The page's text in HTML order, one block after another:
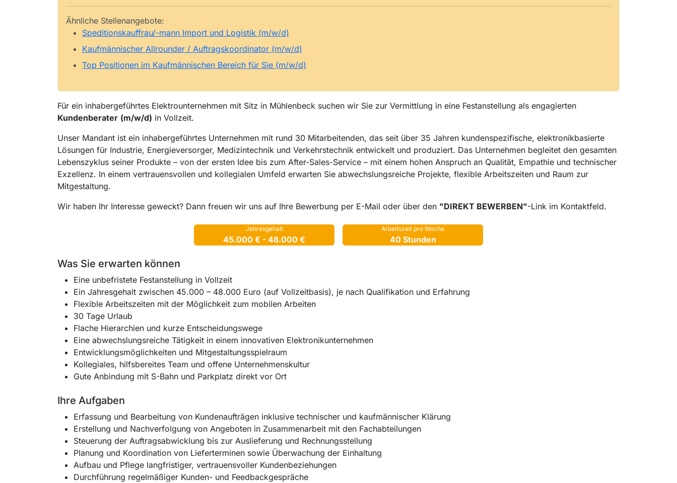
Ähnliche Stellenangebote:
Speditionskauffrau/-mann Import und Logistik (m/w/d)
Kaufmännischer Allrounder / Auftragskoordinator (m/w/d)
Top Positionen im Kaufmännischen Bereich für Sie (m/w/d)
Für ein inhabergeführtes Elektrounternehmen mit Sitz in Mühlenbeck suchen wir Sie zur Vermittlung in eine Festanstellung als engagierten
Kundenberater (m/w/d) in Vollzeit.
Unser Mandant ist ein inhabergeführtes Unternehmen mit rund 30 Mitarbeitenden, das seit über 35 Jahren kundenspezifische, elektronikbasierte
Lösungen für Industrie, Energieversorger, Medizintechnik und Verkehrstechnik entwickelt und produziert. Das Unternehmen begleitet den gesamten
Lebenszyklus seiner Produkte – von der ersten Idee bis zum After-Sales-Service – mit einem hohen Anspruch an Qualität, Empathie und technischer
Exzellenz. In einem vertrauensvollen und kollegialen Umfeld erwarten Sie abwechslungsreiche Projekte, flexible Arbeitszeiten und Raum zur
Mitgestaltung.
Wir haben Ihr Interesse geweckt? Dann freuen wir uns auf Ihre Bewerbung per E-Mail oder über den "DIREKT BEWERBEN"-Link im Kontaktfeld.
Jahresgehalt
45.000 € - 48.000 €
Arbeitszeit pro Woche
40 Stunden
Was Sie erwarten können
Eine unbefristete Festanstellung in Vollzeit
Ein Jahresgehalt zwischen 45.000 – 48.000 Euro (auf Vollzeitbasis), je nach Qualifikation und Erfahrung
Flexible Arbeitszeiten mit der Möglichkeit zum mobilen Arbeiten
30 Tage Urlaub
Flache Hierarchien und kurze Entscheidungswege
Eine abwechslungsreiche Tätigkeit in einem innovativen Elektronikunternehmen
Entwicklungsmöglichkeiten und Mitgestaltungsspielraum
Kollegiales, hilfsbereites Team und offene Unternehmenskultur
Gute Anbindung mit S-Bahn und Parkplatz direkt vor Ort
Ihre Aufgaben
Erfassung und Bearbeitung von Kundenaufträgen inklusive technischer und kaufmännischer Klärung
Erstellung und Nachverfolgung von Angeboten in Zusammenarbeit mit den Fachabteilungen
Steuerung der Auftragsabwicklung bis zur Auslieferung und Rechnungsstellung
Planung und Koordination von Lieferterminen sowie Überwachung der Einhaltung
Aufbau und Pflege langfristiger, vertrauensvoller Kundenbeziehungen
Durchführung regelmäßiger Kunden- und Feedbackgespräche